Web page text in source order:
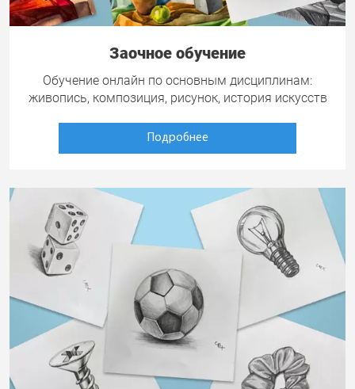
Заочное обучение
Обучение онлайн по основным дисциплинам:
живопись, композиция, рисунок, история искусств
Подробнее